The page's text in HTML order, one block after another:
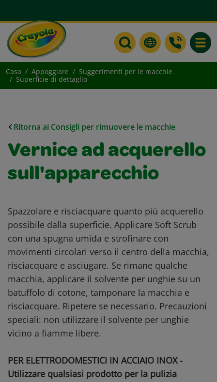
Casa Appoggiare
Suggerimenti per le macchie
Superficie di dettaglio
Ritorna ai Consigli per rimuovere le macchie
Vernice ad acquerello
sull'apparecchio
Spazzolare e risciacquare quanto più acquerello
possibile dalla superficie. Applicare Soft Scrub
con una spugna umida e strofinare con
movimenti circolari verso il centro della macchia,
risciacquare e asciugare. Se rimane qualche
macchia, applicare il solvente per unghie su un
batuffolo di cotone, tamponare la macchia e
risciacquare. Ripetere se necessario. Precauzioni
speciali: non utilizzare il solvente per unghie
vicino a fiamme libere.
PER ELETTRODOMESTICI IN ACCIAIO INOX -
Utilizzare qualsiasi prodotto per la pulizia